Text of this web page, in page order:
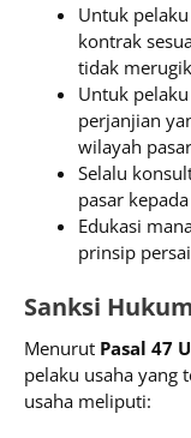
Untuk
kontrak
tidak
Untuk
perjanjian
wilayah
Selalu
pasar
Edukasi
prinsip
Sanksi
Menurut Pasal 47
pelaku usaha yang
usaha meliputi: